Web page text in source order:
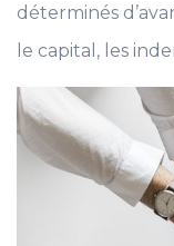
déterminés
le capital, les